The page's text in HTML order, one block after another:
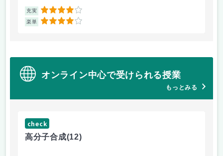
充実 4
楽単 4
オンライン中心で受けられる授業
もっとみる
check
高分子合成(12)